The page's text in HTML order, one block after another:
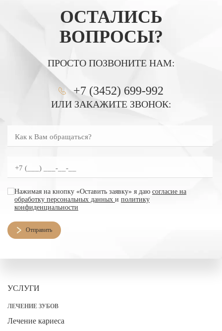
ОСТАЛИСЬ
ВОПРОСЫ?
ПРОСТО ПОЗВОНИТЕ НАМ:
+7 (3452) 699-992
ИЛИ ЗАКАЖИТЕ ЗВОНОК:
согласие на обработку персональных данных
Нажимая на кнопку «Оставить заявку» я даю согласие на
обработку персональных данных и политику
конфиденциальности
Отправить
УСЛУГИ
ЛЕЧЕНИЕ ЗУБОВ
Лечение кариеса